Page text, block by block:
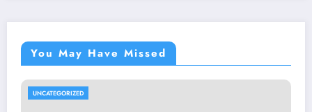
You May Have Missed
UNCATEGORIZED